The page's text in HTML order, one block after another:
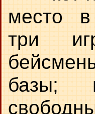
место в
три
базы;